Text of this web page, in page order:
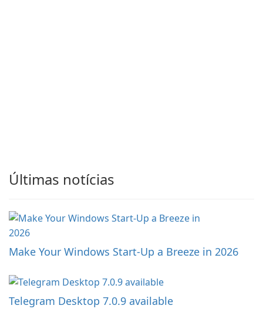
Últimas notícias
Make Your Windows Start-Up a Breeze in 2026
Telegram Desktop 7.0.9 available